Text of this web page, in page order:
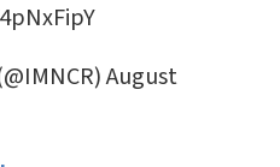
August